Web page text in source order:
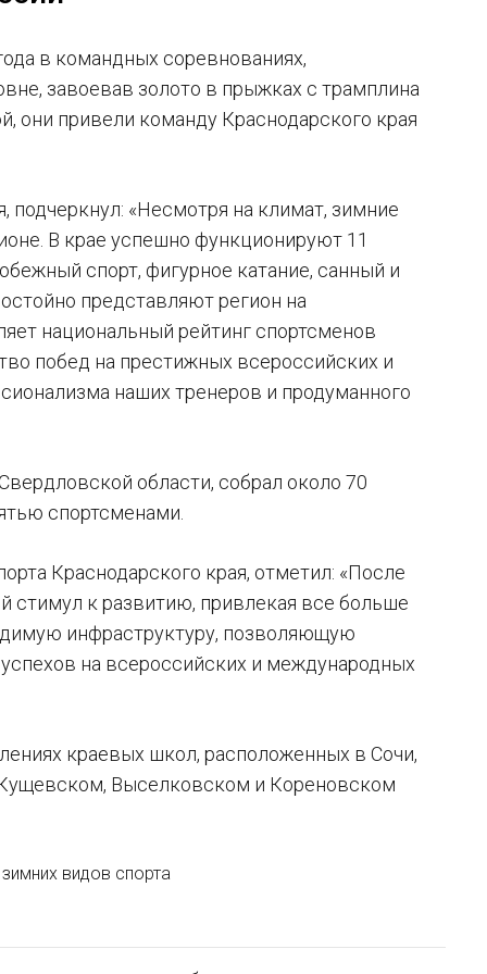
в командных соревнованиях,
завоевав золото в прыжках с трамплина
они привели команду Краснодарского края
подчеркнул: «Несмотря на климат, зимние
В крае успешно функционируют 11
спорт, фигурное катание, санный и
представляют регион на
национальный рейтинг спортсменов
побед на престижных всероссийских и
наших тренеров и продуманного
области, собрал около 70
спортсменами.
Краснодарского края, отметил: «После
стимул к развитию, привлекая все больше
инфраструктуру, позволяющую
на всероссийских и международных
краевых школ, расположенных в Сочи,
Выселковском и Кореновском
видов спорта